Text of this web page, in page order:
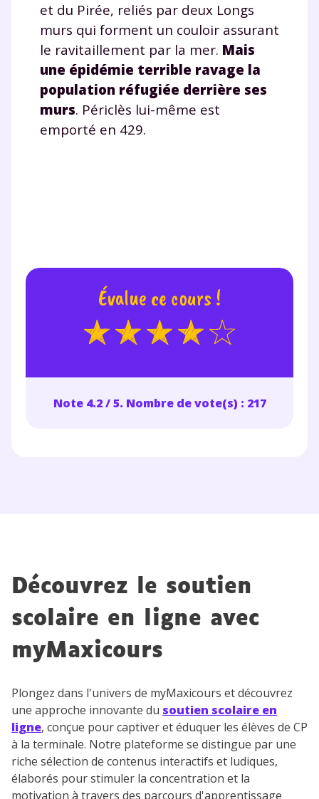
et du Pirée, reliés par deux Longs
murs qui forment un couloir assurant
le ravitaillement par la mer. Mais
une épidémie terrible ravage la
population réfugiée derrière ses
murs. Périclès lui-même est
emporté en 429.
Évalue ce cours !
Note 4.2 / 5. Nombre de vote(s) : 217
Découvrez le soutien
scolaire en ligne avec
myMaxicours
Plongez dans l'univers de myMaxicours et découvrez
une approche innovante du soutien scolaire en
ligne, conçue pour captiver et éduquer les élèves de CP
à la terminale. Notre plateforme se distingue par une
riche sélection de contenus interactifs et ludiques,
élaborés pour stimuler la concentration et la
motivation à travers des parcours d'apprentissage